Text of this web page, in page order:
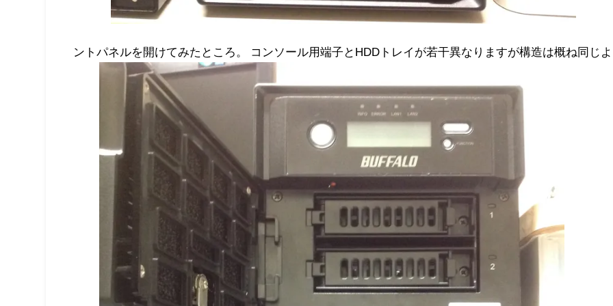
ントパネルを開けてみたところ。 コンソール用端子とHDDトレイが若干異なりますが構造は概ね同じよ